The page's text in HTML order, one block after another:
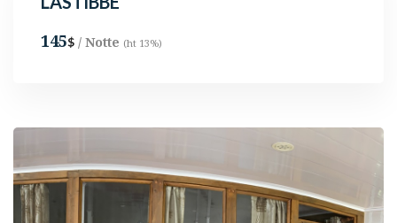
145$ / Notte (ht 13%)